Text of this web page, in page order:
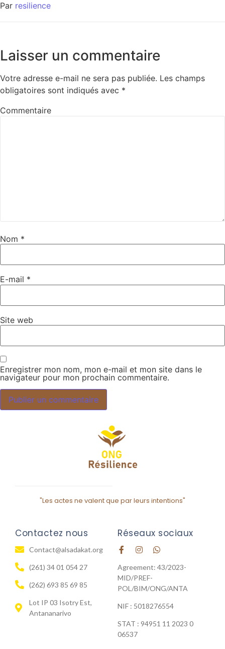
Par resilience
Laisser un commentaire
Votre adresse e-mail ne sera pas publiée. Les champs
obligatoires sont indiqués avec *
Commentaire
Nom *
E-mail *
Site web
Enregistrer mon nom, mon e-mail et mon site dans le
navigateur pour mon prochain commentaire.
"Les actes ne valent que par leurs intentions"
Contactez nous
Contact@alsadakat.org
(261) 34 01 054 27
(262) 693 85 69 85
Lot IP 03 Isotry Est,
Antananarivo
Réseaux sociaux
Agreement: 43/2023-
MID/PREF-
POL/BIM/ONG/ANTA
NIF : 5018276554
STAT : 94951 11 2023 0
06537